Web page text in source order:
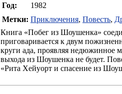
Год:
1982
Метки: Приключения, Повесть,
Книга «Побег из Шоушенка»
приговаривается к двум
круги ада, проявляя недюжинное
выхода из Шоушенка не будет.
«Рита Хейуорт и спасение из